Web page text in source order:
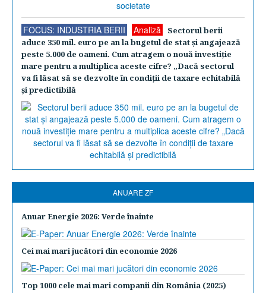
FOCUS: INDUSTRIA BERII Analiză
Sectorul berii
aduce 350 mil. euro pe an la bugetul de stat şi angajează
peste 5.000 de oameni. Cum atragem o nouă investiţie
mare pentru a multiplica aceste cifre? „Dacă sectorul
va fi lăsat să se dezvolte în condiţii de taxare echitabilă
şi predictibilă
ANUARE ZF
Anuar Energie 2026: Verde înainte
Cei mai mari jucători din economie 2026
Top 1000 cele mai mari companii din România (2025)